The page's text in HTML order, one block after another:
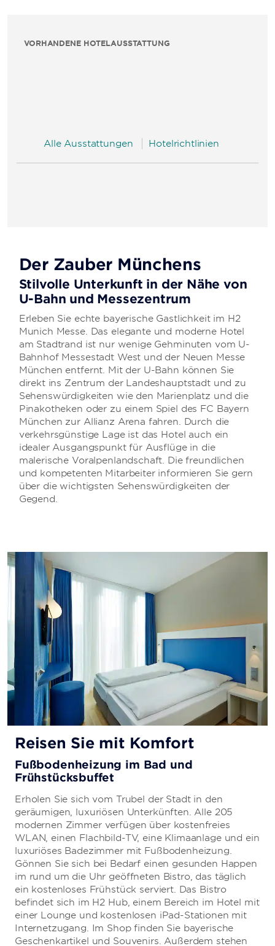
VORHANDENE HOTELAUSSTATTUNG
Alle Ausstattungen Hotelrichtlinien
Der Zauber Münchens
Stilvolle Unterkunft in der Nähe von
U-Bahn und Messezentrum
Erleben Sie echte bayerische Gastlichkeit im H2
Munich Messe. Das elegante und moderne Hotel
am Stadtrand ist nur wenige Gehminuten vom U-
Bahnhof Messestadt West und der Neuen Messe
München entfernt. Mit der U-Bahn können Sie
direkt ins Zentrum der Landeshauptstadt und zu
Sehenswürdigkeiten wie den Marienplatz und die
Pinakotheken oder zu einem Spiel des FC Bayern
München zur Allianz Arena fahren. Durch die
verkehrsgünstige Lage ist das Hotel auch ein
idealer Ausgangspunkt für Ausflüge in die
malerische Voralpenlandschaft. Die freundlichen
und kompetenten Mitarbeiter informieren Sie gern
über die wichtigsten Sehenswürdigkeiten der
Gegend.
Reisen Sie mit Komfort
Fußbodenheizung im Bad und
Frühstücksbuffet
Erholen Sie sich vom Trubel der Stadt in den
geräumigen, luxuriösen Unterkünften. Alle 205
modernen Zimmer verfügen über kostenfreies
WLAN, einen Flachbild-TV, eine Klimaanlage und ein
luxuriöses Badezimmer mit Fußbodenheizung.
Gönnen Sie sich bei Bedarf einen gesunden Happen
im rund um die Uhr geöffneten Bistro, das täglich
ein kostenloses Frühstück serviert. Das Bistro
befindet sich im H2 Hub, einem Bereich im Hotel mit
einer Lounge und kostenlosen iPad-Stationen mit
Internetzugang. Im Shop finden Sie bayerische
Geschenkartikel und Souvenirs. Außerdem stehen